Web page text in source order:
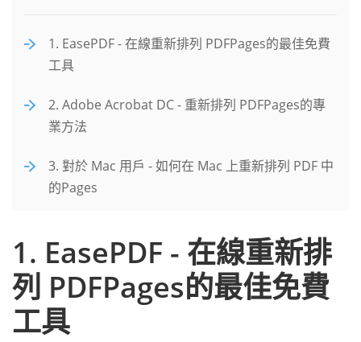
1. EasePDF - 在線重新排列 PDFPages的最佳免費
工具
2. Adobe Acrobat DC - 重新排列 PDFPages的專
業方法
3. 對於 Mac 用戶 - 如何在 Mac 上重新排列 PDF 中
的Pages
1. EasePDF - 在線重新排
列 PDFPages的最佳免費
工具